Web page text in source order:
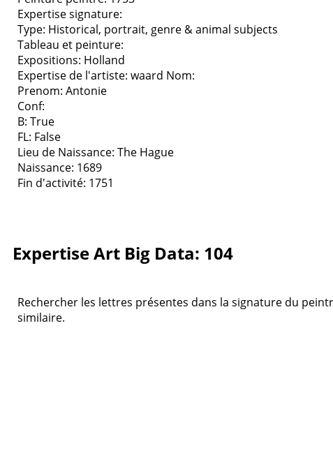
Expertise signature:
Type: Historical, portrait, genre & animal subjects
Tableau et peinture:
Expositions: Holland
Expertise de l'artiste: waard Nom:
Prenom: Antonie
Conf:
B: True
FL: False
Lieu de Naissance: The Hague
Naissance: 1689
Fin d'activité: 1751
Expertise Art Big Data: 104
Rechercher les lettres présentes dans la signature du
similaire.